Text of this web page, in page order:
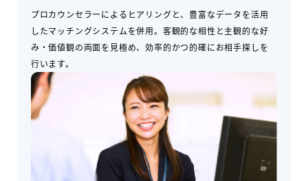
プロカウンセラーによるヒアリングと、豊富なデータを活用
したマッチングシステムを併用。客観的な相性と主観的な好
み・価値観の両面を見極め、効率的かつ的確にお相手探しを
行います。